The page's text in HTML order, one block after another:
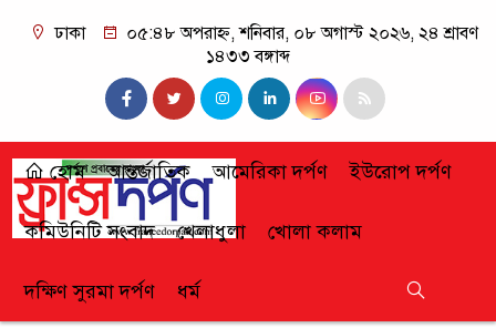
ঢাকা
০৫:৪৮ অপরাহ্ন, শনিবার, ০৮ অগাস্ট ২০২৬, ২৪ শ্রাবণ
১৪৩৩ বঙ্গাব্দ
হোম আন্তর্জাতিক আমেরিকা দর্পণ ইউরোপ দর্পণ
কমিউনিটি সংবাদ খেলাধুলা খোলা কলাম
দক্ষিণ সুরমা দর্পণ ধর্ম